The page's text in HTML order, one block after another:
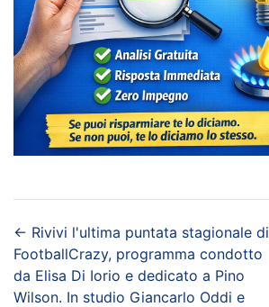
← Rivivi l'ultima puntata stagionale di
FootballCrazy, programma condotto
da Elisa Di Iorio e dedicato a Pino
Wilson. In studio Giancarlo Oddi e